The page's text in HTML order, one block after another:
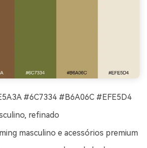
#6C7334 #B6A06C #EFE5D4
refinado
masculino e acessórios premium